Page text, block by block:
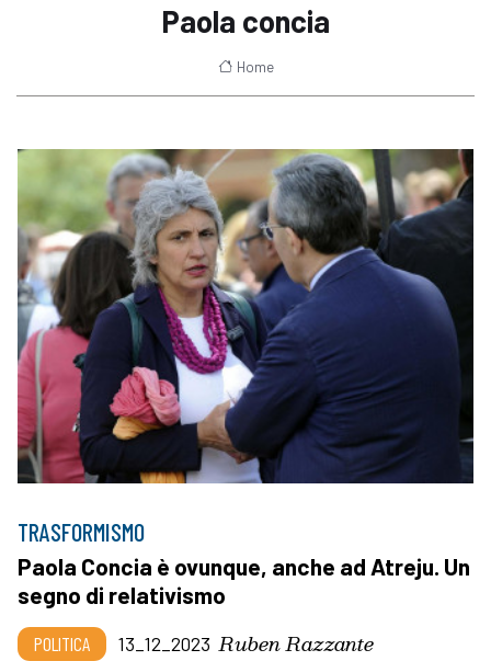
Paola concia
Home
TRASFORMISMO
Paola Concia è ovunque, anche ad Atreju. Un
segno di relativismo
POLITICA 13_12_2023 Ruben Razzante